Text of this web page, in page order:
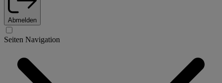
Abmelden
Seiten Navigation